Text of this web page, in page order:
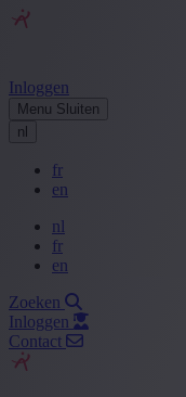
Inloggen
Menu Sluiten
nl
fr
en
nl
fr
en
Zoeken
Inloggen
Contact